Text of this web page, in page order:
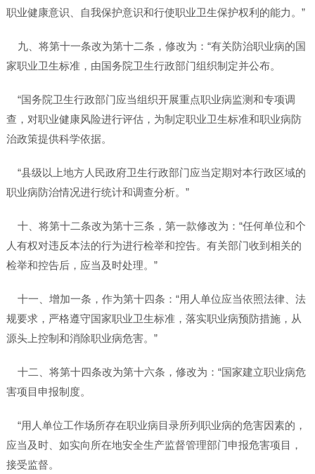
职业健康意识、自我保护意识和行使职业卫生保护权利的能力。”
九、将第十一条改为第十二条，修改为：“有关防治职业病的国
家职业卫生标准，由国务院卫生行政部门组织制定并公布。
“国务院卫生行政部门应当组织开展重点职业病监测和专项调
查，对职业健康风险进行评估，为制定职业卫生标准和职业病防
治政策提供科学依据。
“县级以上地方人民政府卫生行政部门应当定期对本行政区域的
职业病防治情况进行统计和调查分析。”
十、将第十二条改为第十三条，第一款修改为：“任何单位和个
人有权对违反本法的行为进行检举和控告。有关部门收到相关的
检举和控告后，应当及时处理。”
十一、增加一条，作为第十四条：“用人单位应当依照法律、法
规要求，严格遵守国家职业卫生标准，落实职业病预防措施，从
源头上控制和消除职业病危害。”
十二、将第十四条改为第十六条，修改为：“国家建立职业病危
害项目申报制度。
“用人单位工作场所存在职业病目录所列职业病的危害因素的，
应当及时、如实向所在地安全生产监督管理部门申报危害项目，
接受监督。